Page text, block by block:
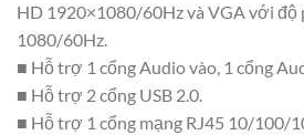
HD 1920×1080/60Hz và VGA với độ
1080/60Hz.
■ Hỗ trợ 1 cổng Audio vào, 1 cổng
■ Hỗ trợ 2 cổng USB 2.0.
■ Hỗ trợ 1 cổng mạng RJ45 10/100/